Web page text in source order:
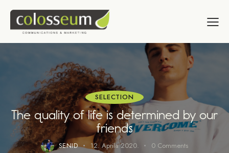
SELECTION
The quality of life is determined by our
friends
SENID 12. Aprila 2020. 0 Comments